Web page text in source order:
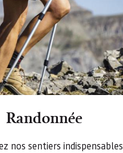
Randonnée
nos sentiers indispensables